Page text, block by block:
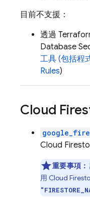
目前不支援：
透過
Database
工具 (包括程
Rules)
Cloud
Cloud
重要事項：
用 Cloud